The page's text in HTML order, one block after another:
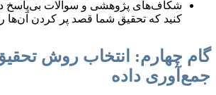
شکاف‌های پژوهشی و سوالات بی‌پاسخ
کنید که تحقیق شما قصد پر کردن آن‌ها
گام چهارم: انتخاب روش
جمع‌آوری داده